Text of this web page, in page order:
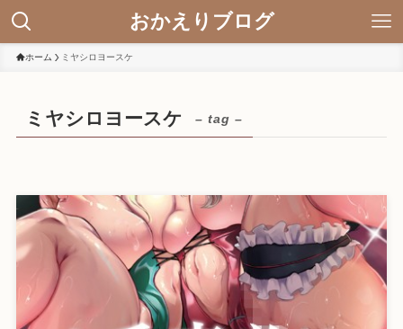
おかえりブログ
ホーム ミヤシロヨースケ
ミヤシロヨースケ – tag –